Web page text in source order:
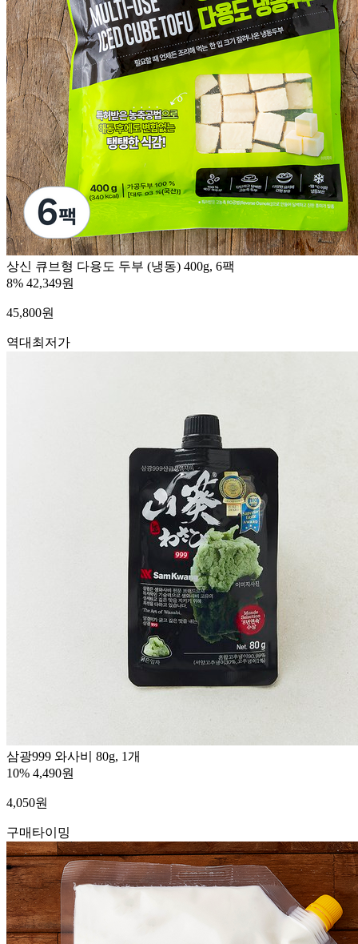
상신 큐브형 다용도 두부 (냉동) 400g, 6팩
8% 42,349원
45,800원
역대최저가
삼광999 와사비 80g, 1개
10% 4,490원
4,050원
구매타이밍